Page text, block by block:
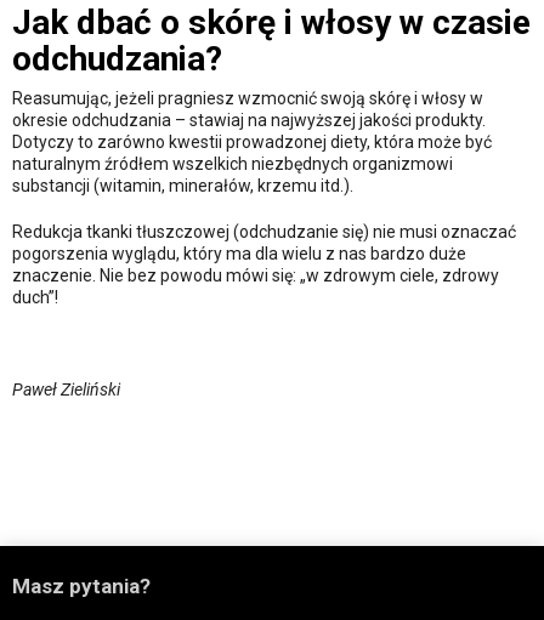
Jak dbać o skórę i włosy w czasie
odchudzania?
Reasumując, jeżeli pragniesz wzmocnić swoją skórę i włosy w
okresie odchudzania – stawiaj na najwyższej jakości produkty.
Dotyczy to zarówno kwestii prowadzonej diety, która może być
naturalnym źródłem wszelkich niezbędnych organizmowi
substancji (witamin, minerałów, krzemu itd.).
Redukcja tkanki tłuszczowej (odchudzanie się) nie musi oznaczać
pogorszenia wyglądu, który ma dla wielu z nas bardzo duże
znaczenie. Nie bez powodu mówi się: „w zdrowym ciele, zdrowy
duch”!
Paweł Zieliński
Masz pytania?